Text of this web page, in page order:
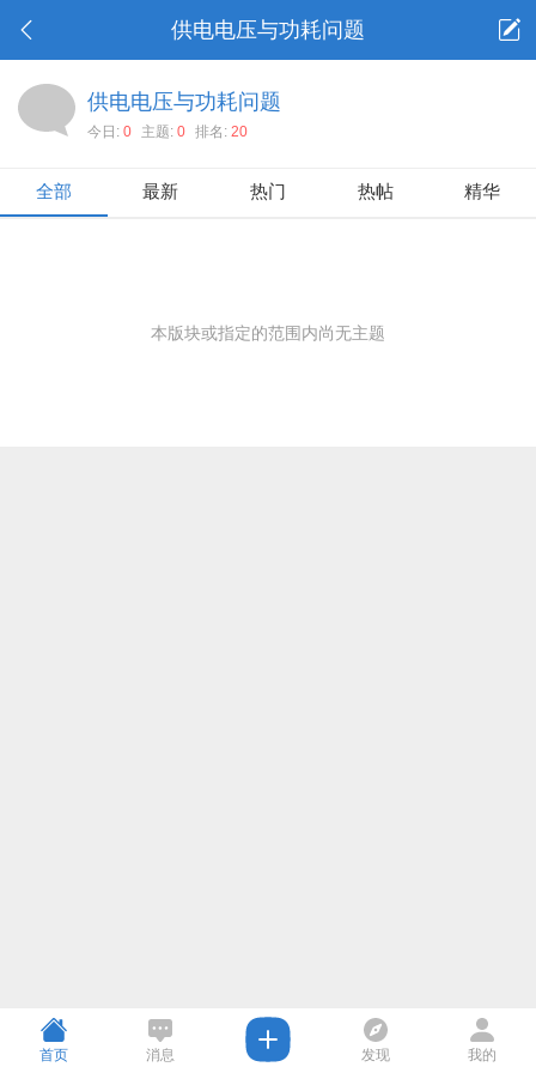
供电电压与功耗问题
供电电压与功耗问题
今日: 0 主题: 0 排名: 20
全部 最新 热门 热帖 精华
本版块或指定的范围内尚无主题
首页 消息 发现 我的